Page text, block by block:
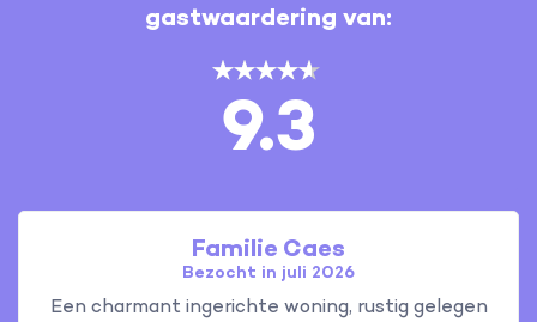
gastwaardering van:
9.3
Familie Caes
Bezocht in juli 2026
Een charmant ingerichte woning, rustig gelegen